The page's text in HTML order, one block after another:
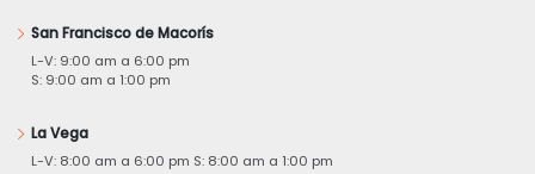
San Francisco de Macorís
L-V: 9:00 am a 6:00 pm
S: 9:00 am a 1:00 pm
La Vega
L-V: 8:00 am a 6:00 pm S: 8:00 am a 1:00 pm